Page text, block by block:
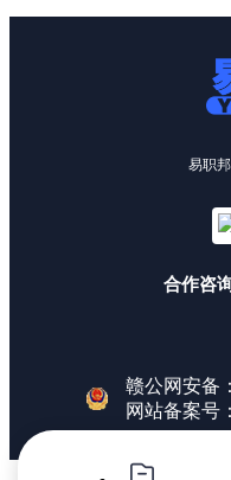
易职
合作咨
赣公网安备
网站备案号：